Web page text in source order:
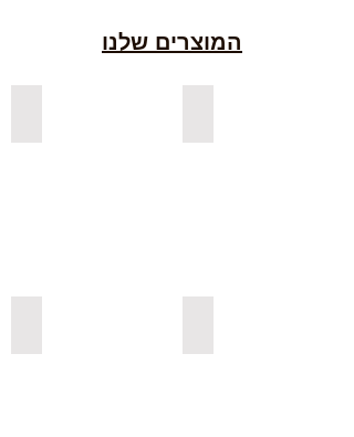
המוצרים שלנו